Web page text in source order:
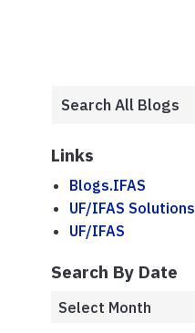
Links
Blogs.IFAS
UF/IFAS Solutions
UF/IFAS
Search By Date